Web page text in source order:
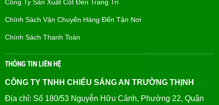
Công Ty Sản Xuất Cột Đèn Trang Trí
Chính Sách Vận Chuyển Hàng Đến Tận Nơi
Chính Sách Thanh Toán
THÔNG TIN LIÊN HỆ
CÔNG TY TNHH CHIẾU SÁNG AN TRƯỜNG THỊNH
Địa chỉ: Số 180/53 Nguyễn Hữu Cảnh, Phường 22, Quận